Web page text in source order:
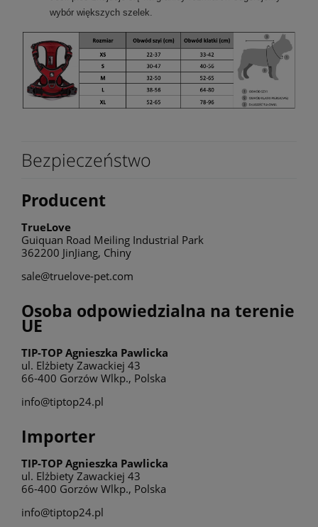
wybór większych szelek.
Bezpieczeństwo
Producent
TrueLove
Guiquan Road Meiling Industrial Park
362200 JinJiang, Chiny
sale@truelove-pet.com
Osoba odpowiedzialna na terenie
UE
TIP-TOP Agnieszka Pawlicka
ul. Elżbiety Zawackiej 43
66-400 Gorzów Wlkp., Polska
info@tiptop24.pl
Importer
TIP-TOP Agnieszka Pawlicka
ul. Elżbiety Zawackiej 43
66-400 Gorzów Wlkp., Polska
info@tiptop24.pl